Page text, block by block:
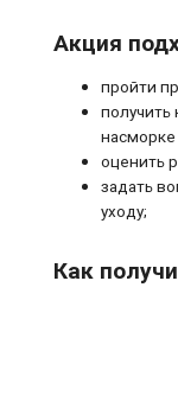
Акция
пройти
получить
насморке
оценить
задать
уходу;
Как